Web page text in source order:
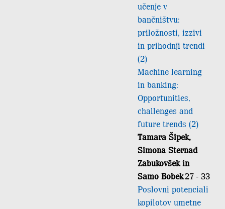
učenje v
bančništvu:
priložnosti, izzivi
in prihodnji trendi
(2)
Machine learning
in banking:
Opportunities,
challenges and
future trends (2)
Tamara Šipek,
Simona Sternad
Zabukovšek in
Samo Bobek27 - 33
Poslovni potenciali
kopilotov umetne